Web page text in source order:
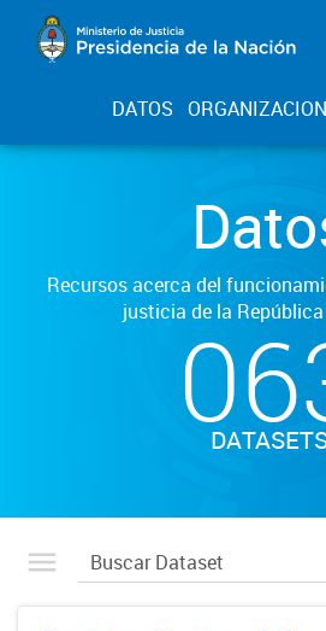
DATOS
Recursos acerca del
justicia de la